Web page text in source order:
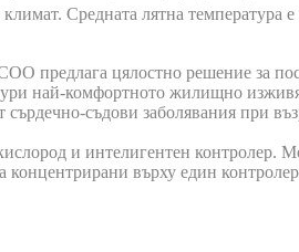
Средната лятна температура
предлага цялостно решение за
най-комфортното жилищно
съдови заболявания при
и интелигентен контролер.
върху един